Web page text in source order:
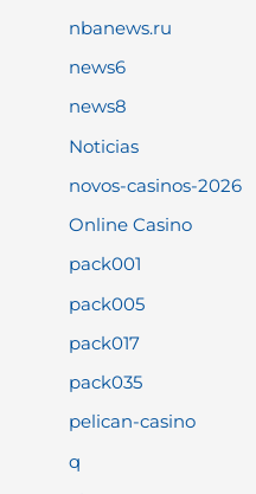
nbanews.ru
news6
news8
Noticias
novos-casinos-2026
Online Casino
pack001
pack005
pack017
pack035
pelican-casino
q